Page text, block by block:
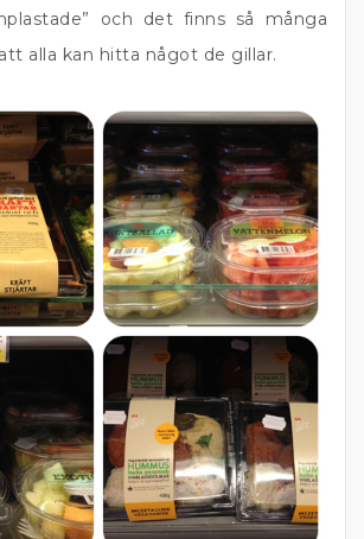
och det finns så många
alla kan hitta något de gillar.